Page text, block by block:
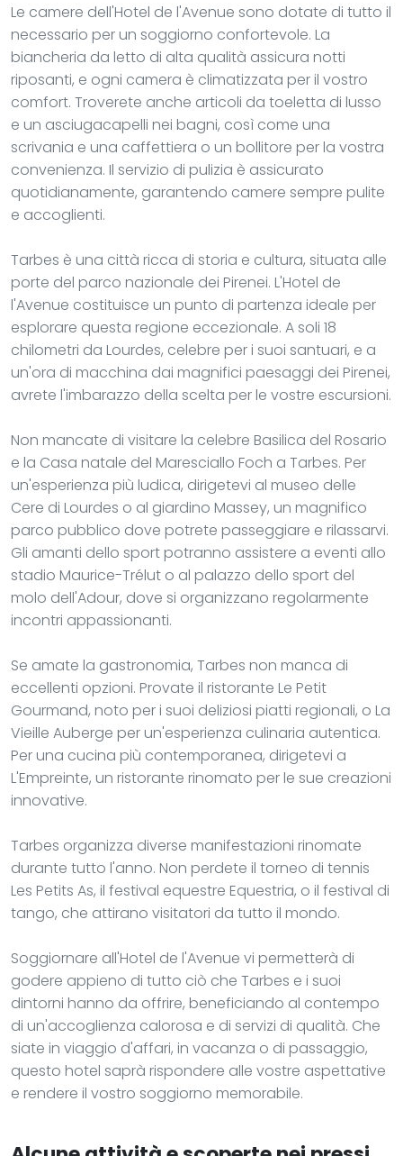
Le camere dell'Hotel de l'Avenue sono dotate di tutto il
necessario per un soggiorno confortevole. La
biancheria da letto di alta qualità assicura notti
riposanti, e ogni camera è climatizzata per il vostro
comfort. Troverete anche articoli da toeletta di lusso
e un asciugacapelli nei bagni, così come una
scrivania e una caffettiera o un bollitore per la vostra
convenienza. Il servizio di pulizia è assicurato
quotidianamente, garantendo camere sempre pulite
e accoglienti.
Tarbes è una città ricca di storia e cultura, situata alle
porte del parco nazionale dei Pirenei. L'Hotel de
l'Avenue costituisce un punto di partenza ideale per
esplorare questa regione eccezionale. A soli 18
chilometri da Lourdes, celebre per i suoi santuari, e a
un'ora di macchina dai magnifici paesaggi dei Pirenei,
avrete l'imbarazzo della scelta per le vostre escursioni.
Non mancate di visitare la celebre Basilica del Rosario
e la Casa natale del Maresciallo Foch a Tarbes. Per
un'esperienza più ludica, dirigetevi al museo delle
Cere di Lourdes o al giardino Massey, un magnifico
parco pubblico dove potrete passeggiare e rilassarvi.
Gli amanti dello sport potranno assistere a eventi allo
stadio Maurice-Trélut o al palazzo dello sport del
molo dell'Adour, dove si organizzano regolarmente
incontri appassionanti.
Se amate la gastronomia, Tarbes non manca di
eccellenti opzioni. Provate il ristorante Le Petit
Gourmand, noto per i suoi deliziosi piatti regionali, o La
Vieille Auberge per un'esperienza culinaria autentica.
Per una cucina più contemporanea, dirigetevi a
L'Empreinte, un ristorante rinomato per le sue creazioni
innovative.
Tarbes organizza diverse manifestazioni rinomate
durante tutto l'anno. Non perdete il torneo di tennis
Les Petits As, il festival equestre Equestria, o il festival di
tango, che attirano visitatori da tutto il mondo.
Soggiornare all'Hotel de l'Avenue vi permetterà di
godere appieno di tutto ciò che Tarbes e i suoi
dintorni hanno da offrire, beneficiando al contempo
di un'accoglienza calorosa e di servizi di qualità. Che
siate in viaggio d'affari, in vacanza o di passaggio,
questo hotel saprà rispondere alle vostre aspettative
e rendere il vostro soggiorno memorabile.